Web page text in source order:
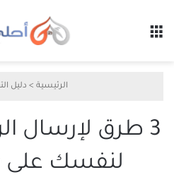
الرئيسية > دليل
3 طرق لإرسال
لنفسك على iMessage